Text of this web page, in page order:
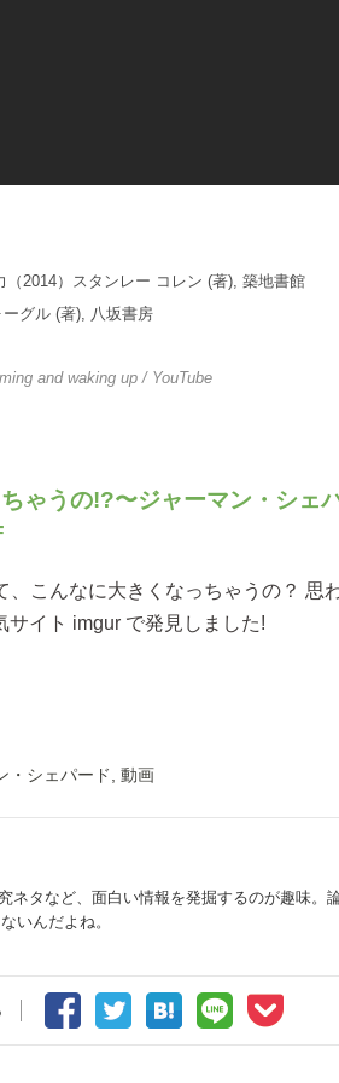
2014）スタンレー コレン (著), 築地書館
グル (著), 八坂書房
and waking up / YouTube
ゃうの!?〜ジャーマン・シェ
、こんなに大きくなっちゃうの？ 思
イト imgur で発見しました!
・シェパード, 動画
ネタなど、面白い情報を発掘するのが趣味。
いんだよね。